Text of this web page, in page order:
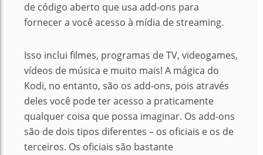
de código aberto que usa add-ons para
fornecer a você acesso à mídia de streaming.
Isso inclui filmes, programas de TV, videogames,
vídeos de música e muito mais! A mágica do
Kodi, no entanto, são os add-ons, pois através
deles você pode ter acesso a praticamente
qualquer coisa que possa imaginar. Os add-ons
são de dois tipos diferentes – os oficiais e os de
terceiros. Os oficiais são bastante